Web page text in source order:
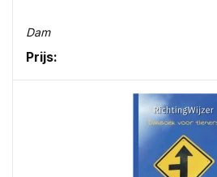
Dam
Prijs: